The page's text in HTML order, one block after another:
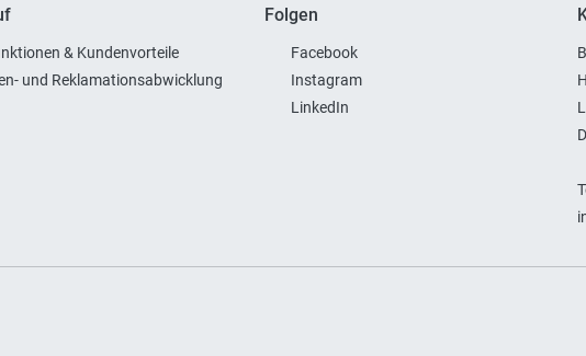
& Kundenvorteile
und Reklamationsabwicklung
Folgen
Facebook
Instagram
LinkedIn